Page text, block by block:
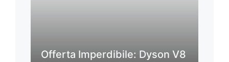
Offerta Imperdibile: Dyson V8